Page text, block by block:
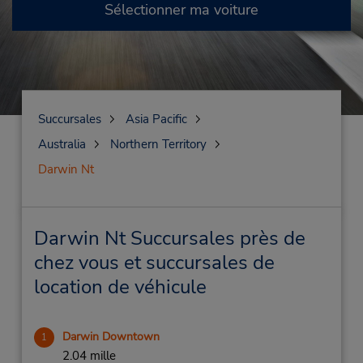
Sélectionner ma voiture
Succursales
Asia Pacific
Australia
Northern Territory
Darwin Nt
Darwin Nt Succursales près de
chez vous et succursales de
location de véhicule
1 Darwin Downtown
2.04 mille